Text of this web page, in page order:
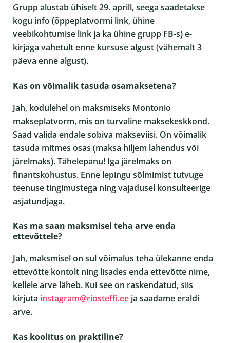
Grupp alustab ühiselt 29. aprill, seega saadetakse
kogu info (õppeplatvormi link, ühine
veebikohtumise link ja ka ühine grupp FB-s) e-
kirjaga vahetult enne kursuse algust (vähemalt 3
päeva enne algust).
Kas on võimalik tasuda osamaksetena?
Jah, kodulehel on maksmiseks Montonio
makseplatvorm, mis on turvaline maksekeskkond.
Saad valida endale sobiva makseviisi. On võimalik
tasuda mitmes osas (maksa hiljem lahendus või
järelmaks). Tähelepanu! Iga järelmaks on
finantskohustus. Enne lepingu sõlmimist tutvuge
teenuse tingimustega ning vajadusel konsulteerige
asjatundjaga.
Kas ma saan maksmisel teha arve enda
ettevõttele?
Jah, maksmisel on sul võimalus teha ülekanne enda
ettevõtte kontolt ning lisades enda ettevõtte nime,
kellele arve läheb. Kui see on raskendatud, siis
kirjuta instagram@riosteffi.ee ja saadame eraldi
arve.
Kas koolitus on praktiline?